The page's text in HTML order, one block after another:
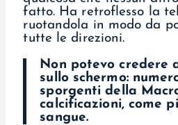
fatto. Ha retroflesso la
ruotandola in modo da
tutte le direzioni.
Non potevo credere
sullo schermo:
sporgenti della
calcificazioni, come
sangue.